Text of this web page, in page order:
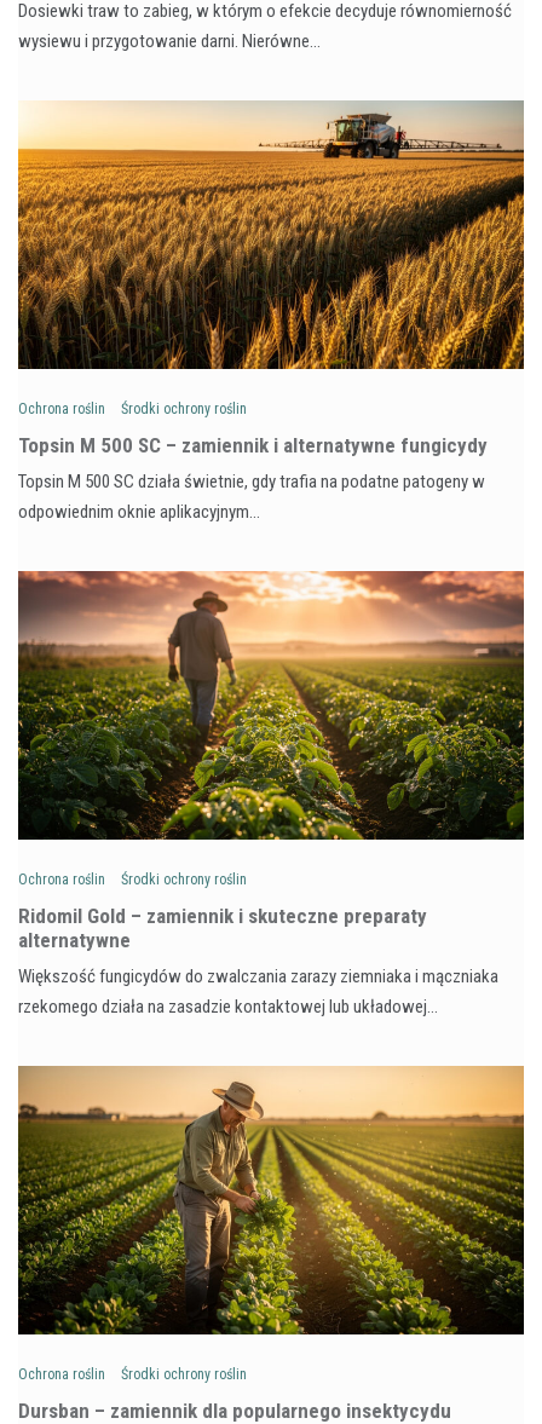
Dosiewki traw to zabieg, w którym o efekcie decyduje równomierność
wysiewu i przygotowanie darni. Nierówne…
Ochrona roślin Środki ochrony roślin
Topsin M 500 SC – zamiennik i alternatywne fungicydy
Topsin M 500 SC działa świetnie, gdy trafia na podatne patogeny w
odpowiednim oknie aplikacyjnym…
Ochrona roślin Środki ochrony roślin
Ridomil Gold – zamiennik i skuteczne preparaty
alternatywne
Większość fungicydów do zwalczania zarazy ziemniaka i mączniaka
rzekomego działa na zasadzie kontaktowej lub układowej…
Ochrona roślin Środki ochrony roślin
Dursban – zamiennik dla popularnego insektycydu